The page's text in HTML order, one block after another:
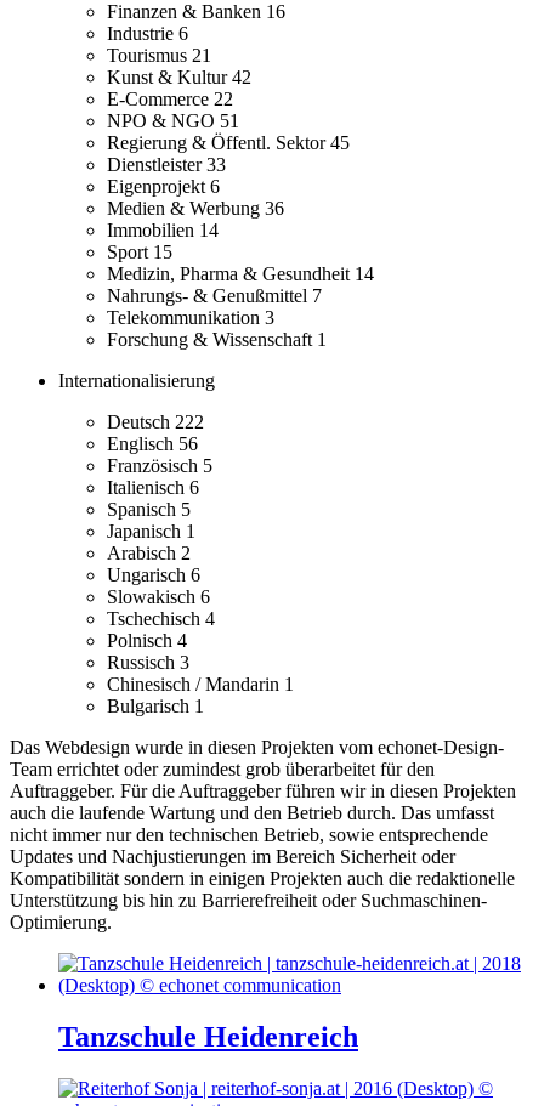
Finanzen & Banken 16
Industrie 6
Tourismus 21
Kunst & Kultur42
E-Commerce 22
NPO & NGO 51
Regierung & Öffentl. Sektor45
Dienstleister33
Eigenprojekt 6
Medien & Werbung 36
Immobilien 14
Sport 15
Medizin, Pharma & Gesundheit 14
Nahrungs- & Genußmittel 7
Telekommunikation 3
Forschung & Wissenschaft 1
Internationalisierung
Deutsch 222
Englisch 56
Französisch 5
Italienisch 6
Spanisch 5
Japanisch 1
Arabisch 2
Ungarisch 6
Slowakisch 6
Tschechisch 4
Polnisch 4
Russisch 3
Chinesisch / Mandarin 1
Bulgarisch 1
Das Webdesign wurde in diesen Projekten vom echonet-Design-
Team errichtet oder zumindest grob überarbeitet für den
Auftraggeber. Für die Auftraggeber führen wir in diesen Projekten
auch die laufende Wartung und den Betrieb durch. Das umfasst
nicht immer nur den technischen Betrieb, sowie entsprechende
Updates und Nachjustierungen im Bereich Sicherheit oder
Kompatibilität sondern in einigen Projekten auch die redaktionelle
Unterstützung bis hin zu Barrierefreiheit oder Suchmaschinen-
Optimierung.
Tanzschule Heidenreich